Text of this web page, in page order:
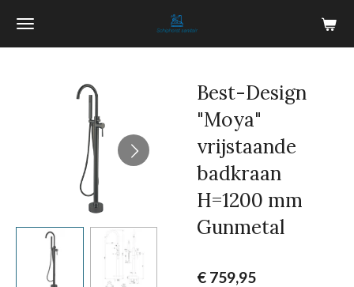
Ga
hoofdinhoud
Best-Design
"Moya"
vrijstaande
badkraan
H=1200 mm
Gunmetal
€ 759,95